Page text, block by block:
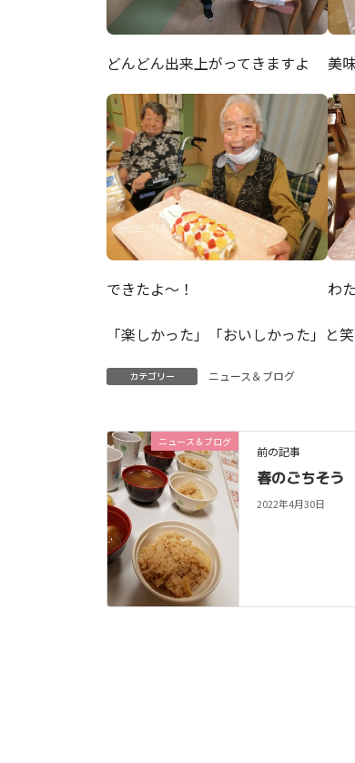
どんどん出来上がってきますよ 美
できたよ～！ わ
「楽しかった」「おいしかった」と
カテゴリー ニュース＆ブログ
ニュース＆ブログ
前の記事
春のごちそう
2022年4月30日